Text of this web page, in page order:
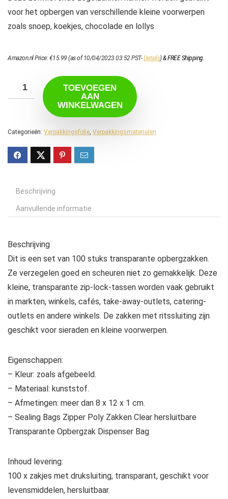
voor het opbergen van verschillende kleine voorwerpen
zoals snoep, koekjes, chocolade en lollys
Amazon.nl Price:€15.99 (as of 10/04/2023 03:52 PST-Details)&FREE Shipping.
TOEVOEGEN
AAN
WINKELWAGEN
Categorieën: Verpakkingsfolie, Verpakkingsmaterialen
Beschrijving
Aanvullende informatie
Beschrijving
Dit is een set van 100 stuks transparante opbergzakken.
Ze verzegelen goed en scheuren niet zo gemakkelijk. Deze
kleine, transparante zip-lock-tassen worden vaak gebruikt
in markten, winkels, cafés, take-away-outlets, catering-
outlets en andere winkels. De zakken met ritssluiting zijn
geschikt voor sieraden en kleine voorwerpen.
Eigenschappen:
– Kleur: zoals afgebeeld.
– Materiaal: kunststof.
– Afmetingen: meer dan 8 x 12 x 1 cm.
– Sealing Bags Zipper Poly Zakken Clear hersluitbare
Transparante Opbergzak Dispenser Bag
Inhoud levering:
100 x zakjes met druksluiting, transparant, geschikt voor
levensmiddelen, hersluitbaar.